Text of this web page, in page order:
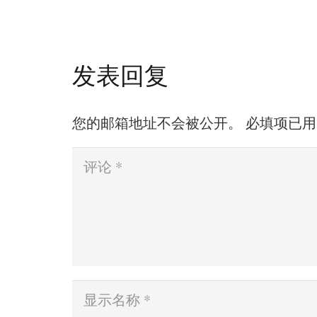
发表回复
您的邮箱地址不会被公开。 必填项已用